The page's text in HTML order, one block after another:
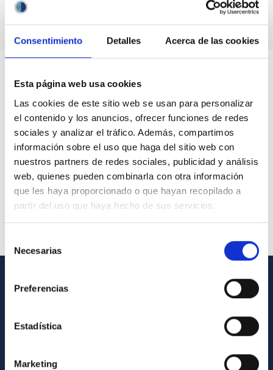
Consentimiento Detalles Acerca de las cookies
Esta página web usa cookies
Las cookies de este sitio web se usan para personalizar
el contenido y los anuncios, ofrecer funciones de redes
sociales y analizar el tráfico. Además, compartimos
información sobre el uso que haga del sitio web con
nuestros partners de redes sociales, publicidad y análisis
web, quienes pueden combinarla con otra información
que les haya proporcionado o que hayan recopilado a
partir del uso que haya hecho de sus servicios.
Necesarias
Preferencias
Estadística
Marketing
No se encontraron resultados.
INFORMACIÓN GENERAL
Directorio de personal